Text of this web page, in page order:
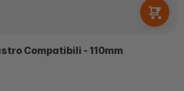
Compatibili - 110mm